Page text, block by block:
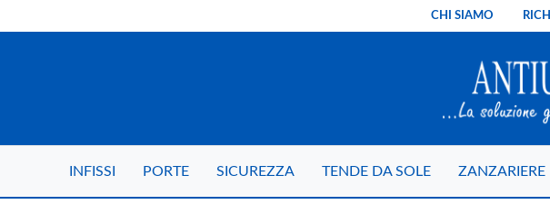
CHI SIAMO
INFISSI PORTE SICUREZZA TENDE DA SOLE ZANZARIERE